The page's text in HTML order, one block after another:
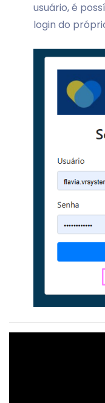
usuário, é
login do